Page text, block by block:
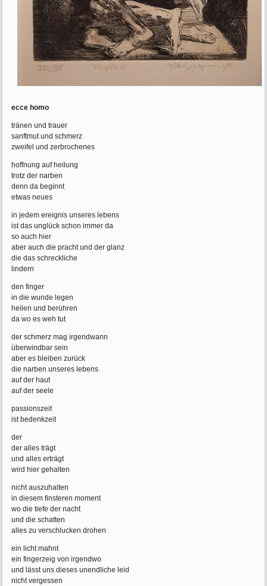
ecce homo
tränen und trauer
sanftmut und schmerz
zweifel und zerbrochenes
hoffnung auf heilung
trotz der narben
denn da beginnt
etwas neues
in jedem ereignis unseres lebens
ist das unglück schon immer da
so auch hier
aber auch die pracht und der glanz
die das schreckliche
lindern
den finger
in die wunde legen
heilen und berühren
da wo es weh tut
der schmerz mag irgendwann
überwindbar sein
aber es bleiben zurück
die narben unseres lebens
auf der haut
auf der seele
passionszeit
ist bedenkzeit
der
der alles trägt
und alles erträgt
wird hier gehalten
nicht auszuhalten
in diesem finsteren moment
wo die tiefe der nacht
und die schatten
alles zu verschlucken drohen
ein licht mahnt
ein fingerzeig von irgendwo
und lässt uns dieses unendliche leid
nicht vergessen